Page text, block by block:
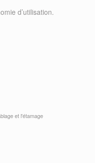
d’utilisation.
et l'étamage